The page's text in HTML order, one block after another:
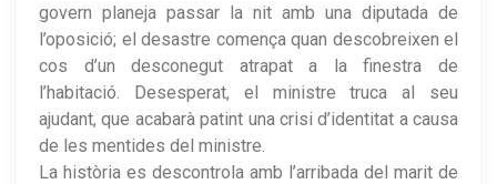
govern planeja passar la nit amb una diputada de
l’oposició; el desastre comença quan descobreixen el
cos d’un desconegut atrapat a la finestra de
l’habitació. Desesperat, el ministre truca al seu
ajudant, que acabarà patint una crisi d’identitat a causa
de les mentides del ministre.
La història es descontrola amb l’arribada del marit de